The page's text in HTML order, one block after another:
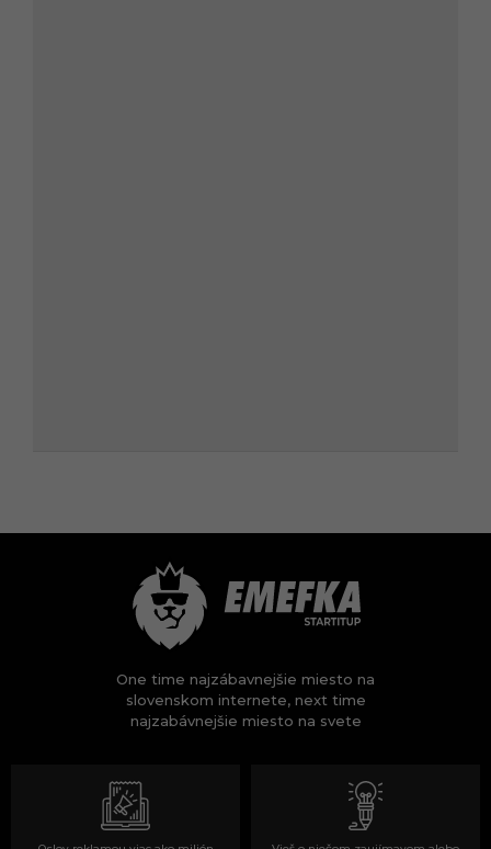
One time najzábavnejšie miesto na
slovenskom internete, next time
najzabávnejšie miesto na svete